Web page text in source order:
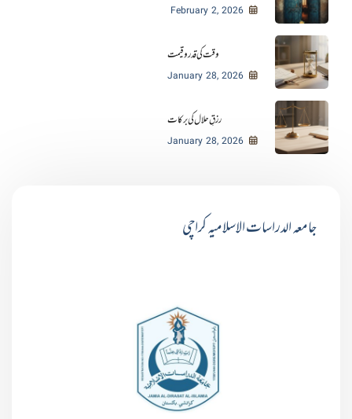
February 2, 2026
وقت کی قدر و قیمت
January 28, 2026
رزقِ حلال کی برکات
January 28, 2026
جامعہ الدراسات الاسلامیہ کراچی